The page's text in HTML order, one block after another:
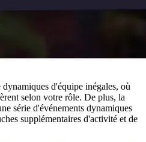
d'équipe inégales, où
selon votre rôle. De plus, la
série d'événements dynamiques
supplémentaires d'activité et de